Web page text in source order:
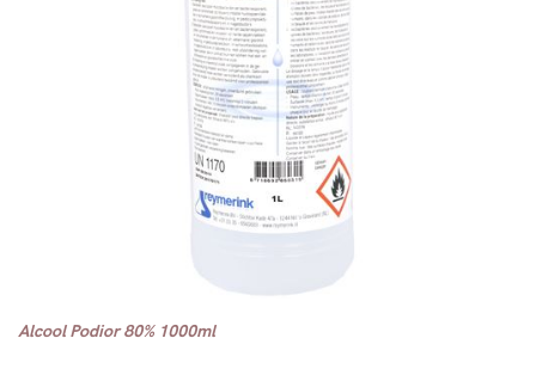
Alcool Podior 80% 1000ml